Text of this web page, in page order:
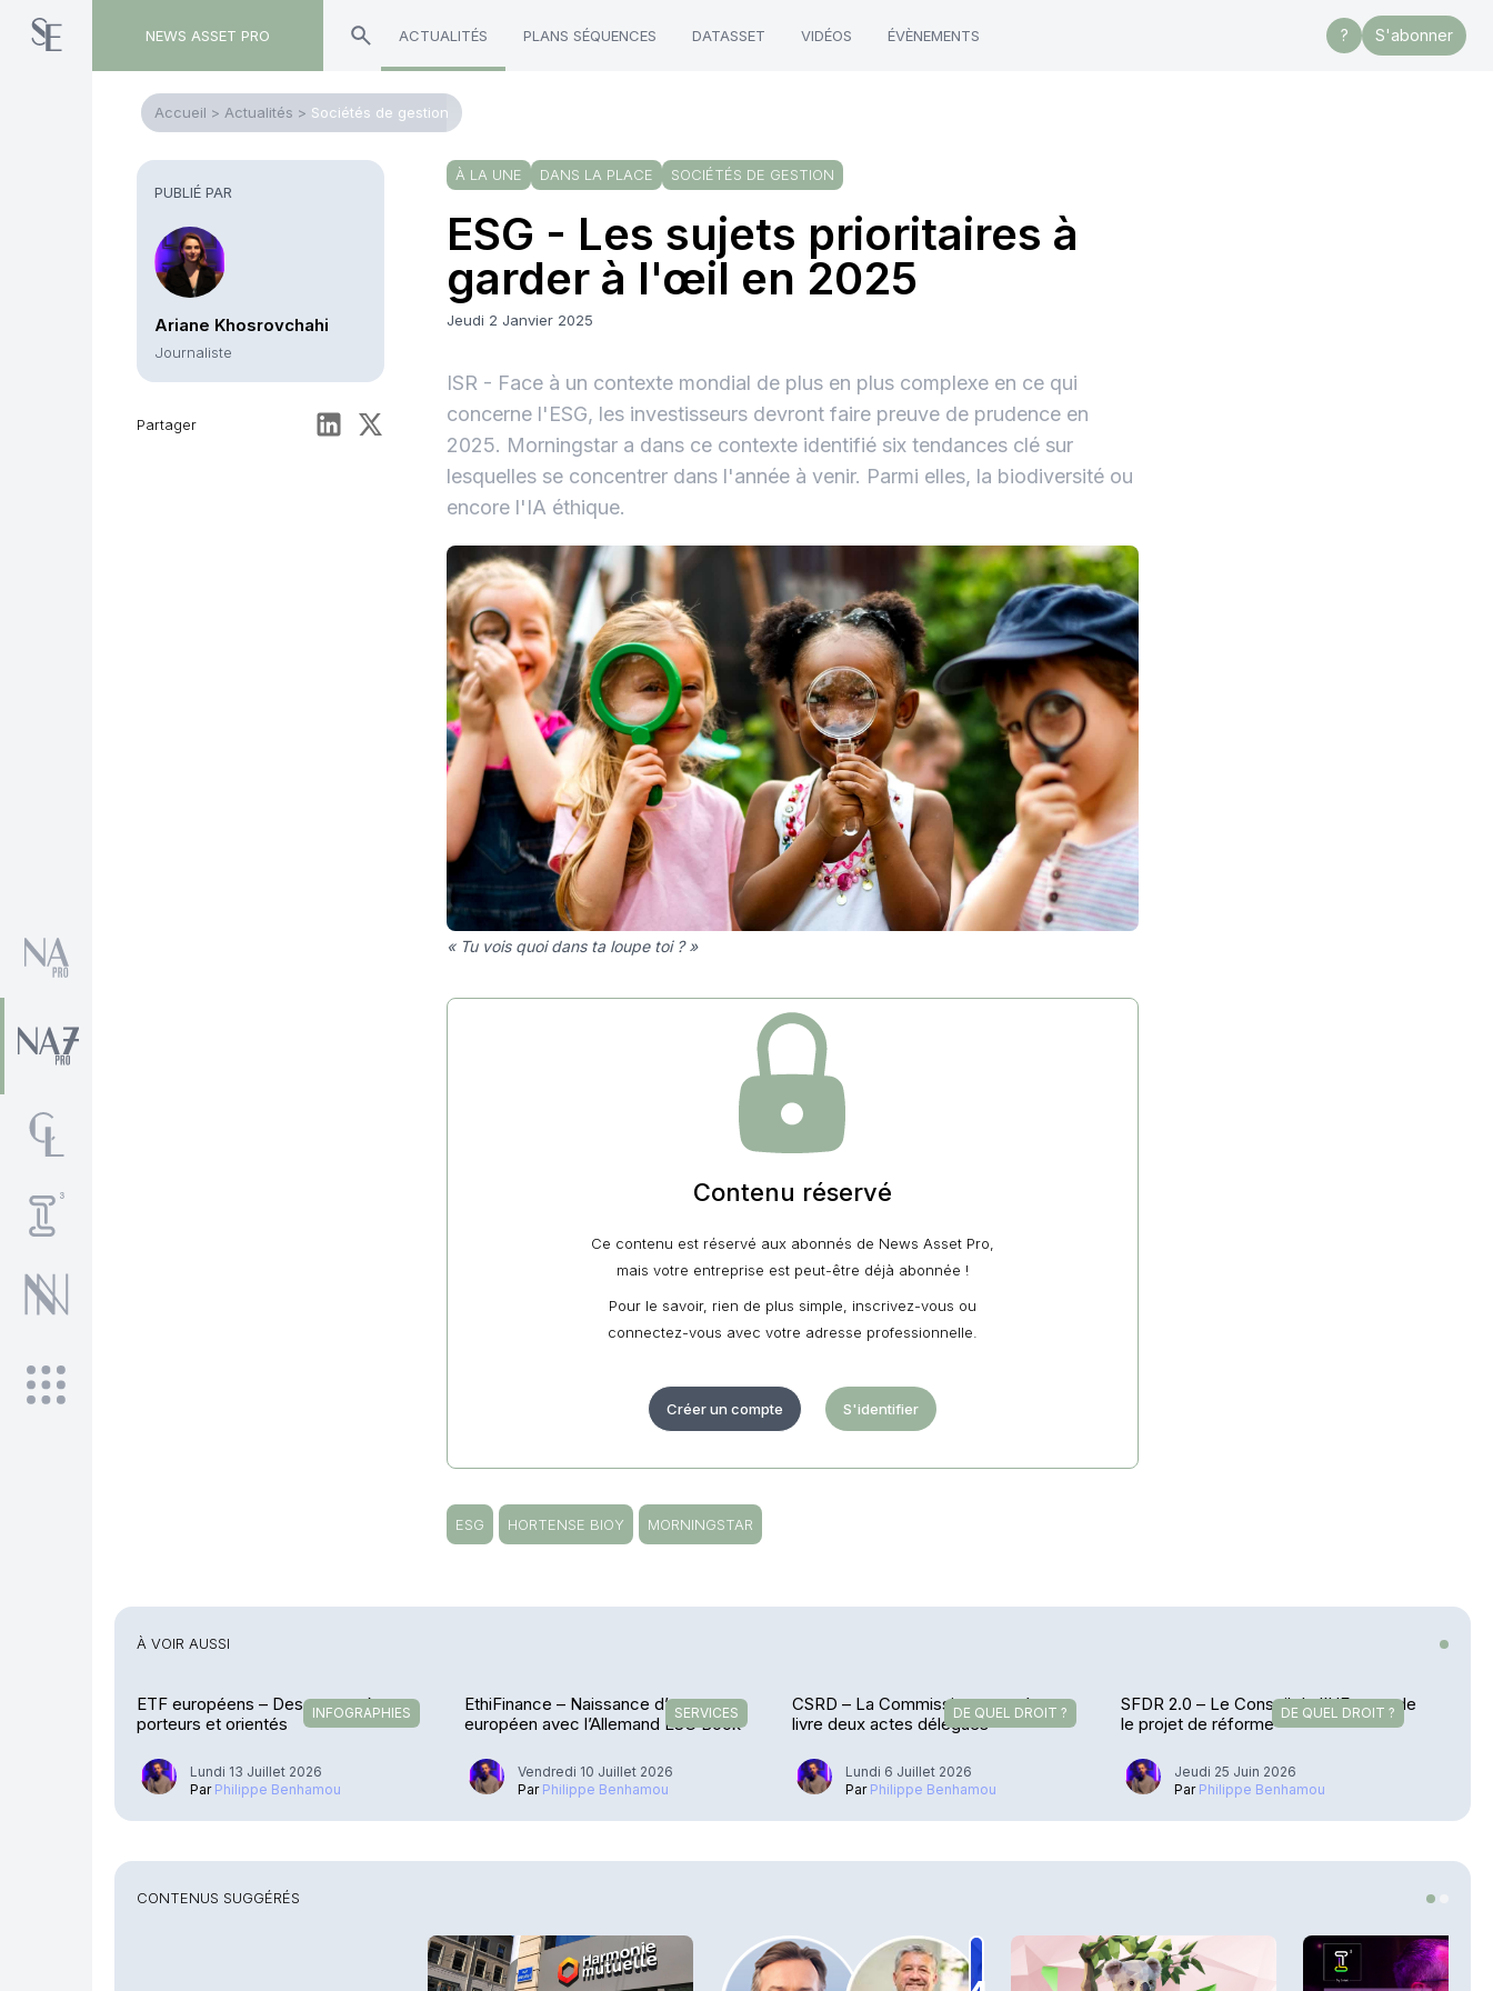
NEWS ASSET PRO ACTUALITÉS PLANS SÉQUENCES DATASSET VIDÉOS ÉVÈNEMENTS ? S'abonner
Accueil > Actualités > Sociétés de gestion
PUBLIÉ PAR
Ariane Khosrovchahi
Journaliste
Partager
À LA UNE DANS LA PLACE SOCIÉTÉS DE GESTION
ESG - Les sujets prioritaires à
garder à l'œil en 2025
Jeudi 2 Janvier 2025
ISR - Face à un contexte mondial de plus en plus complexe en ce qui
concerne l'ESG, les investisseurs devront faire preuve de prudence en
2025. Morningstar a dans ce contexte identifié six tendances clé sur
lesquelles se concentrer dans l'année à venir. Parmi elles, la biodiversité ou
encore l'IA éthique.
« Tu vois quoi dans ta loupe toi ? »
Contenu réservé
Ce contenu est réservé aux abonnés de News Asset Pro,
mais votre entreprise est peut-être déjà abonnée !
Pour le savoir, rien de plus simple, inscrivez-vous ou
connectez-vous avec votre adresse professionnelle.
Créer un compte S'identifier
ESG HORTENSE BIOY MORNINGSTAR
À VOIR AUSSI
INFOGRAPHIES
ETF européens – Des vents très
porteurs et orientés
Lundi 13 Juillet 2026
Par Philippe Benhamou
SERVICES
EthiFinance – Naissance d’un groupe
européen avec l’Allemand ESG Book
Vendredi 10 Juillet 2026
Par Philippe Benhamou
DE QUEL DROIT ?
CSRD – La Commission européenne
livre deux actes délégués
Lundi 6 Juillet 2026
Par Philippe Benhamou
DE QUEL DROIT ?
SFDR 2.0 – Le Conseil de l’UE amende
le projet de réforme
Jeudi 25 Juin 2026
Par Philippe Benhamou
CONTENUS SUGGÉRÉS